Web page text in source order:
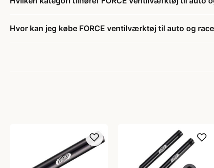
Hvor kan jeg købe FORCE ventilværktøj til auto og